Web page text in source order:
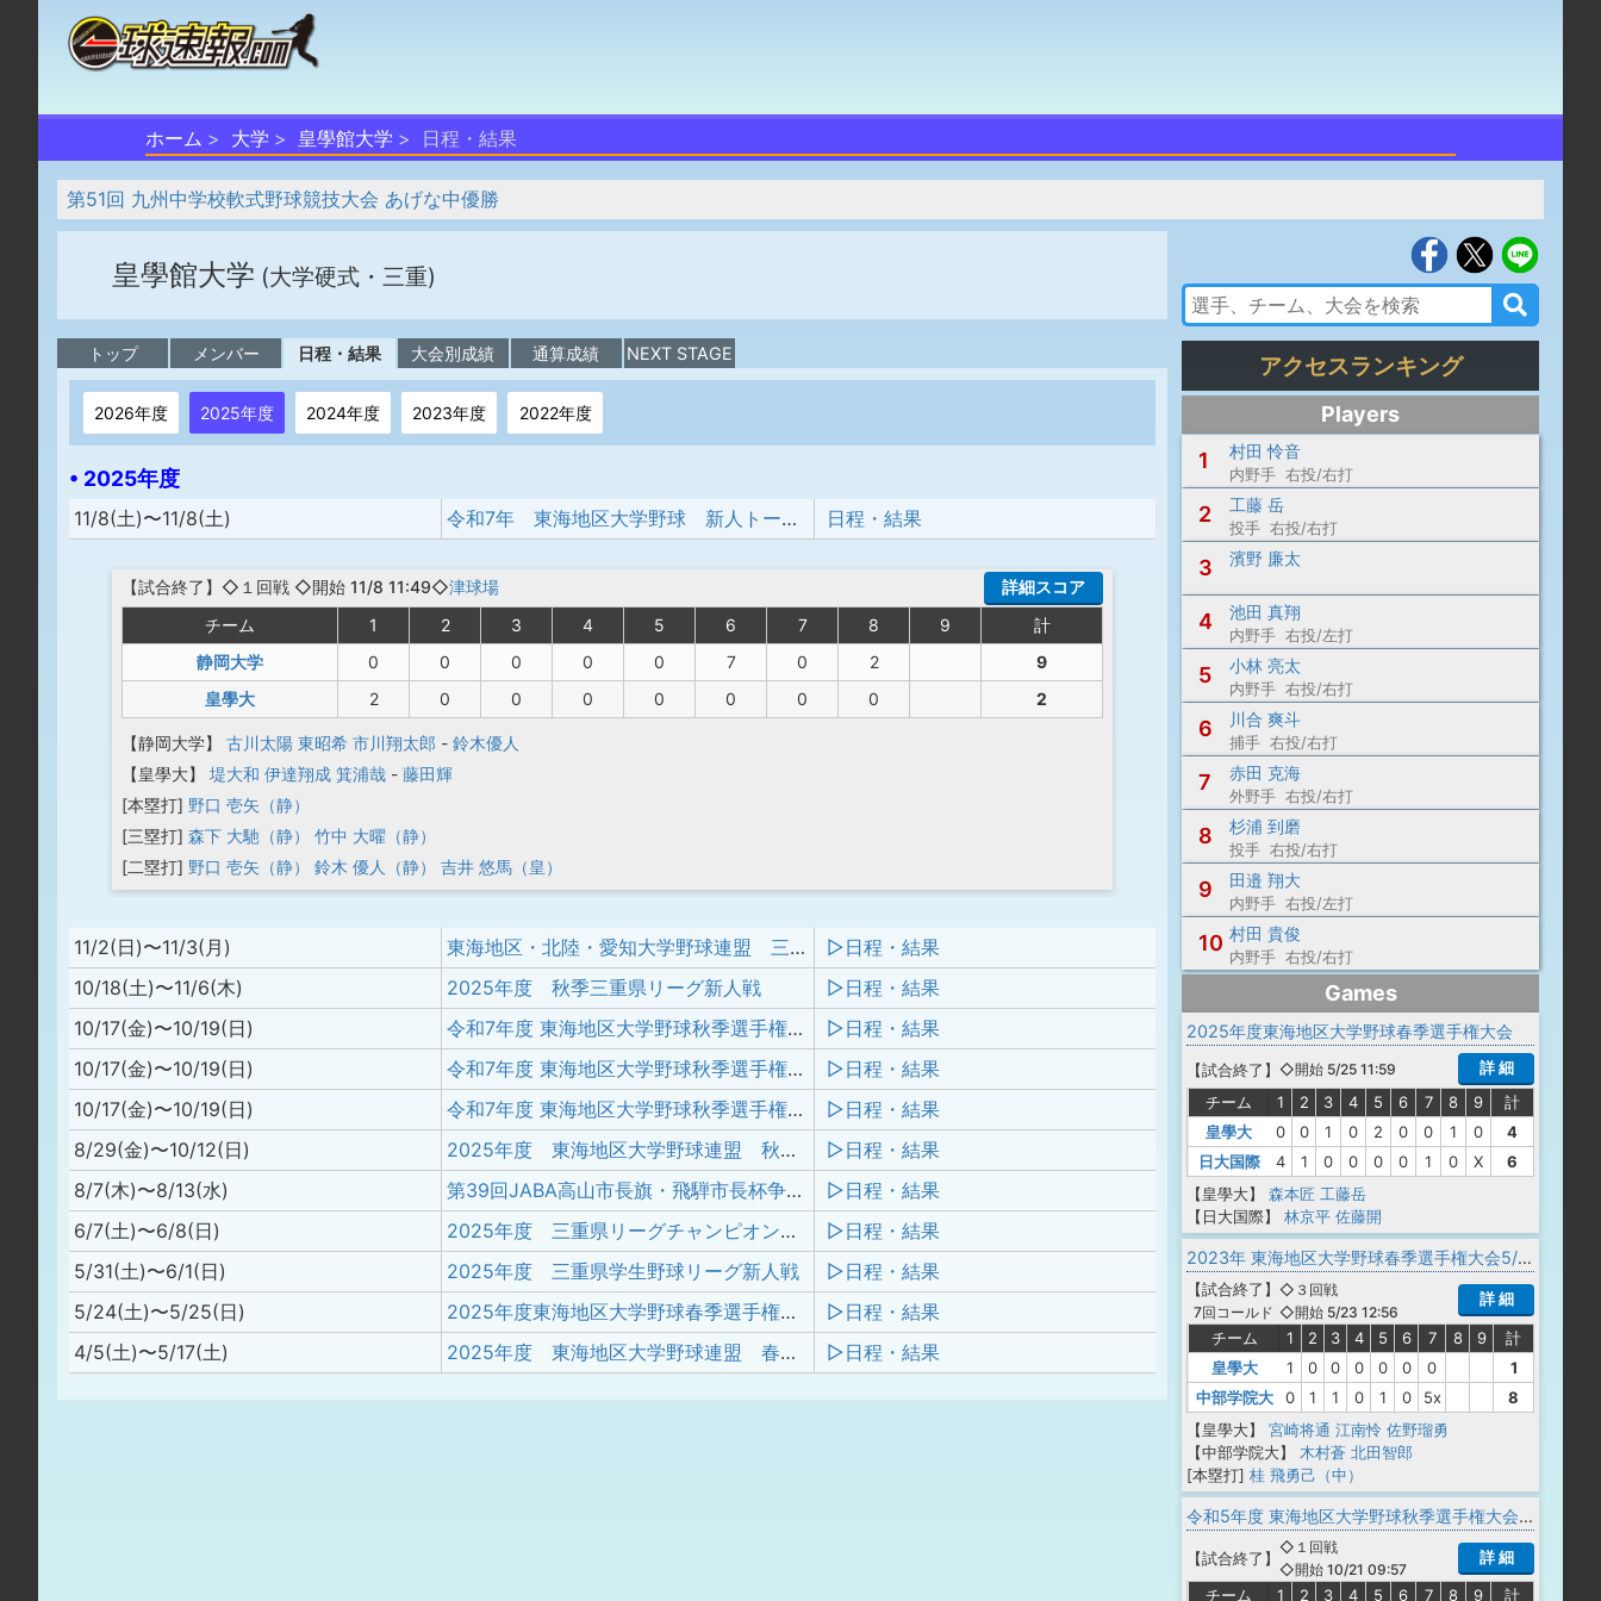
ホーム 大学 皇學館大学 日程・結果
第51回 九州中学校軟式野球競技大会 あげな中優勝
皇學館大学 (大学硬式・三重)
トップ メンバー 日程・結果 大会別成績 通算成績 NEXT STAGE
2026年度 2025年度 2024年度 2023年度 2022年度
• 2025年度
11/8(土)〜11/8(土) 令和7年 東海地区大学野球 新人トーナメント戦 日程・結果
【試合終了 】◇１回戦 ◇開始 11/8 11:49◇津球場
チーム
1 2 3 4 5 6 7 8 9
計
静岡大学
0 0 0 0 0 7 0 2
9
皇學大
2 0 0 0 0 0 0 0 2
【静岡大学】 古川太陽 東昭希 市川翔太郎 - 鈴木優人
【皇學大】
堤大和 伊達翔成 箕浦哉 - 藤田輝
[本塁打] 野口 壱矢（静）
[三塁打] 森下 大馳（静）
竹中 大曜（静）
[二塁打] 野口 壱矢（静） 鈴木 優人（静） 吉井 悠馬（皇）
詳細スコア
11/2(日)〜11/3(月) 東海地区・北陸・愛知大学野球連盟 三連盟 王座決定戦
▷日程・結果
10/18(土)〜11/6(木)
2025年度 秋季三重県リーグ新人戦
▷日程・結果
10/17(金)〜10/19(日)
令和7年度 東海地区大学野球秋季選手権大会 兼 第21回東海地区•北陸•愛知三連盟王座代表決定戦
▷日程・結果
10/17(金)〜10/19(日)
令和7年度 東海地区大学野球秋季選手権大会 兼 第21回東海地区•北陸•愛知三連盟王座代表決定戦
▷日程・結果
10/17(金)〜10/19(日)
令和7年度 東海地区大学野球秋季選手権大会 兼 第21回東海地区•北陸•愛知三連盟王座代表決定戦
▷日程・結果
8/29(金)〜10/12(日)
2025年度 東海地区大学野球連盟 秋季三重県リーグ戦
▷日程・結果
8/7(木)〜8/13(水)
第39回JABA高山市長旗・飛騨市長杯争奪社会人野球大会
▷日程・結果
6/7(土)〜6/8(日)
2025年度 三重県リーグチャンピオンシップトーナメント
▷日程・結果
5/31(土)〜6/1(日)
2025年度 三重県学生野球リーグ新人戦
▷日程・結果
5/24(土)〜5/25(日)
2025年度東海地区大学野球春季選手権大会
▷日程・結果
4/5(土)〜5/17(土)
2025年度 東海地区大学野球連盟 春季三重県リーグ戦 ▷日程・結果
アクセスランキング
Players
1
村田 怜音
内野手 右投/右打
2 工藤 岳
投手 右投/右打
3 濱野 廉太
4 池田 真翔
内野手 右投/左打
5 小林 亮太
内野手 右投/右打
6 川合 爽斗
捕手 右投/右打
7 赤田 克海
外野手 右投/右打
8 杉浦 到磨
投手 右投/右打
9 田邉 翔大
内野手 右投/左打
10 村田 貴俊
内野手 右投/右打
Games
2025年度東海地区大学野球春季選手権大会
【試合終了 】 ◇開始 5/25 11:59
詳 細
チーム
1 2 3 4 5 6 7 8 9
計
皇學大
0 0 1 0 2 0 0 1 0
4
日大国際
4 1 0 0 0 0 1 0 X
6
【皇學大】
森本匠 工藤岳
【日大国際】
林京平 佐藤開
2023年 東海地区大学野球春季選手権大会5/23
【試合終了 】
7回コールド
◇３回戦
◇開始 5/23 12:56
詳 細
チーム 1 2 3 4 5 6 7 8 9
計
皇學大
1 0 0 0 0 0 0
1
中部学院大
0 1 1 0 1 0 5x
8
【皇學大】
宮崎将通 江南怜 佐野瑠勇
【中部学院大】
木村蒼 北田智郎
[本塁打] 桂 飛勇己（中）
令和5年度 東海地区大学野球秋季選手権大会 兼 第19回東海•北陸•愛知三連盟王座代表決定戦
【試合終了 】
◇１回戦
◇開始 10/21 09:57
詳 細
チーム 1 2 3 4 5 6 7 8 9 計